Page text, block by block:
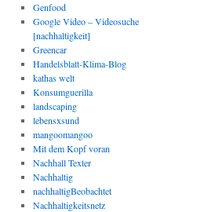
Genfood
Google Video – Videosuche
[nachhaltigkeit]
Greencar
Handelsblatt-Klima-Blog
kathas welt
Konsumguerilla
landscaping
lebensxsund
mangoomangoo
Mit dem Kopf voran
Nachhall Texter
Nachhaltig
nachhaltigBeobachtet
Nachhaltigkeitsnetz